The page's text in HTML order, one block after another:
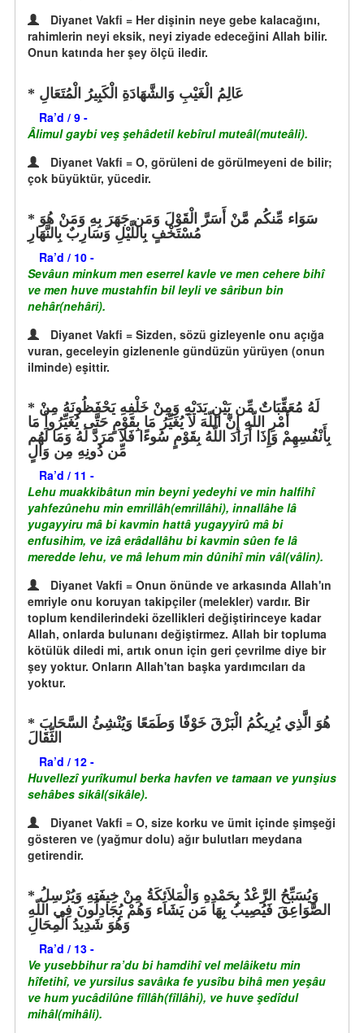
Diyanet Vakfi = Her dişinin neye gebe kalacağını,
rahimlerin neyi eksik, neyi ziyade edeceğini Allah bilir.
Onun katında her şey ölçü iledir.
عَالِمُ الْغَيْبِ وَالشَّهَادَةِ الْكَبِيرُ الْمُتَعَالِ
Ra’d / 9 -
Âlimul gaybi veş şehâdetil kebîrul muteâl(muteâli).
Diyanet Vakfi = O, görüleni de görülmeyeni de bilir;
çok büyüktür, yücedir.
مُسْتَخْفٍ بِاللَّيْلِ وَسَارِبٌ بِالنَّهَارِ
Ra’d / 10 -
Sevâun minkum men eserrel kavle ve men cehere bihî
ve men huve mustahfin bil leyli ve sâribun bin
nehâr(nehâri).
Diyanet Vakfi = Sizden, sözü gizleyenle onu açığa
vuran, geceleyin gizlenenle gündüzün yürüyen (onun
ilminde) eşittir.
أَمْرِ اللّهِ إِنَّ اللّهَ لاَ يُغَيِّرُ مَا بِقَوْمٍ حَتَّى يُغَيِّرُواْ مَا
بِأَنْفُسِهِمْ وَإِذَا أَرَادَ اللّهُ بِقَوْمٍ سُوءًا فَلاَ مَرَدَّ لَهُ وَمَا لَهُم
مِّن دُونِهِ مِن وَالٍ
Ra’d / 11 -
Lehu muakkibâtun min beyni yedeyhi ve min halfihî
yahfezûnehu min emrillâh(emrillâhi), innallâhe lâ
yugayyiru mâ bi kavmin hattâ yugayyirû mâ bi
enfusihim, ve izâ erâdallâhu bi kavmin sûen fe lâ
meredde lehu, ve mâ lehum min dûnihî min vâl(vâlin).
Diyanet Vakfi = Onun önünde ve arkasında Allah'ın
emriyle onu koruyan takipçiler (melekler) vardır. Bir
toplum kendilerindeki özellikleri değiştirinceye kadar
Allah, onlarda bulunanı değiştirmez. Allah bir topluma
kötülük diledi mi, artık onun için geri çevrilme diye bir
şey yoktur. Onların Allah'tan başka yardımcıları da
yoktur.
الثِّقَالَ
Ra’d / 12 -
Huvellezî yurîkumul berka havfen ve tamaan ve yunşius
sehâbes sikâl(sikâle).
Diyanet Vakfi = O, size korku ve ümit içinde şimşeği
gösteren ve (yağmur dolu) ağır bulutları meydana
getirendir.
وَيُسَبِّحُ الرَّعْدُ بِحَمْدِهِ وَالْمَلاَئِكَةُ مِنْ خِيفَتِهِ وَيُرْسِلُ
الصَّوَاعِقَ فَيُصِيبُ بِهَا مَن يَشَاء وَهُمْ يُجَادِلُونَ فِي اللّهِ
وَهُوَ شَدِيدُ الْمِحَالِ
Ra’d / 13 -
Ve yusebbihur ra’du bi hamdihî vel melâiketu min
hîfetihî, ve yursilus savâıka fe yusîbu bihâ men yeşâu
ve hum yucâdilûne fîllâh(fîllâhi), ve huve şedîdul
mihâl(mihâli).